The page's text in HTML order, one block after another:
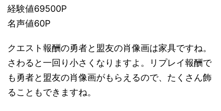
経験値69500P
名声値60P
クエスト報酬の勇者と盟友の肖像画は家具ですね。
さわると一回り小さくなりますよ。リプレイ報酬で
も勇者と盟友の肖像画がもらえるので、たくさん飾
ることもできますね。